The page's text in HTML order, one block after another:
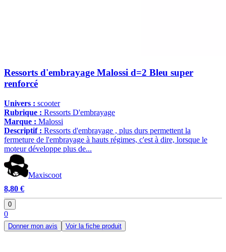
Ressorts d'embrayage Malossi d=2 Bleu super
renforcé
Univers : scooter
Rubrique : Ressorts D'embrayage
Marque : Malossi
Descriptif : Ressorts d'embrayage , plus durs permettent la
fermeture de l'embrayage à hauts régimes, c'est à dire, lorsque le
moteur développe plus de...
Maxiscoot
8,80 €
0
0
Donner mon avis Voir la fiche produit